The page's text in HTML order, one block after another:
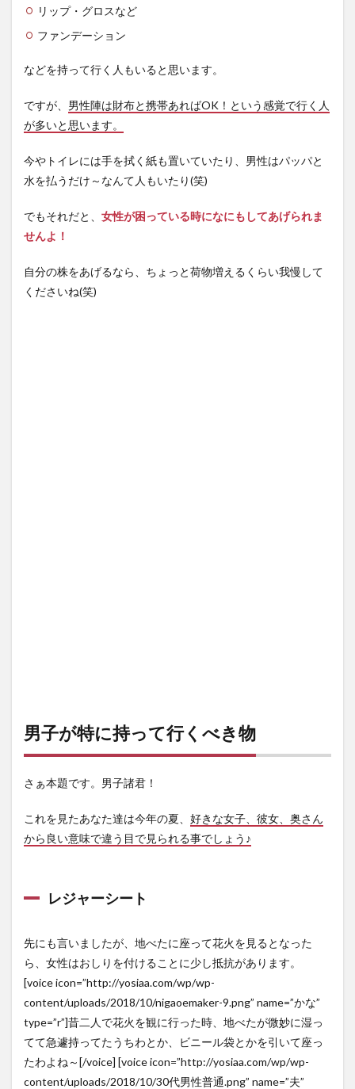
リップ・グロスなど
ファンデーション
などを持って行く人もいると思います。
ですが、 男性陣は財布と携帯あればOK！という感覚で行く人
が多いと思います。
今やトイレには手を拭く紙も置いていたり、男性はパッパと
水を払うだけ～なんて人もいたり(笑)
でもそれだと、 女性が困っている時になにもしてあげられま
せんよ！
自分の株をあげるなら、ちょっと荷物増えるくらい我慢して
くださいね(笑)
男子が特に持って行くべき物
さぁ本題です。男子諸君！
これを見たあなた達は今年の夏、 好きな女子、彼女、奥さん
から良い意味で違う目で見られる事でしょう♪
レジャーシート
先にも言いましたが、地べたに座って花火を見るとなった
ら、女性はおしりを付けることに少し抵抗があります。
[voice icon=”http://yosiaa.com/wp/wp-
content/uploads/2018/10/nigaoemaker-9.png” name=”かな”
type=”r”]昔二人で花火を観に行った時、地べたが微妙に湿っ
てて急遽持ってたうちわとか、ビニール袋とかを引いて座っ
たわよね～[/voice] [voice icon=”http://yosiaa.com/wp/wp-
content/uploads/2018/10/30代男性普通.png” name=”夫”